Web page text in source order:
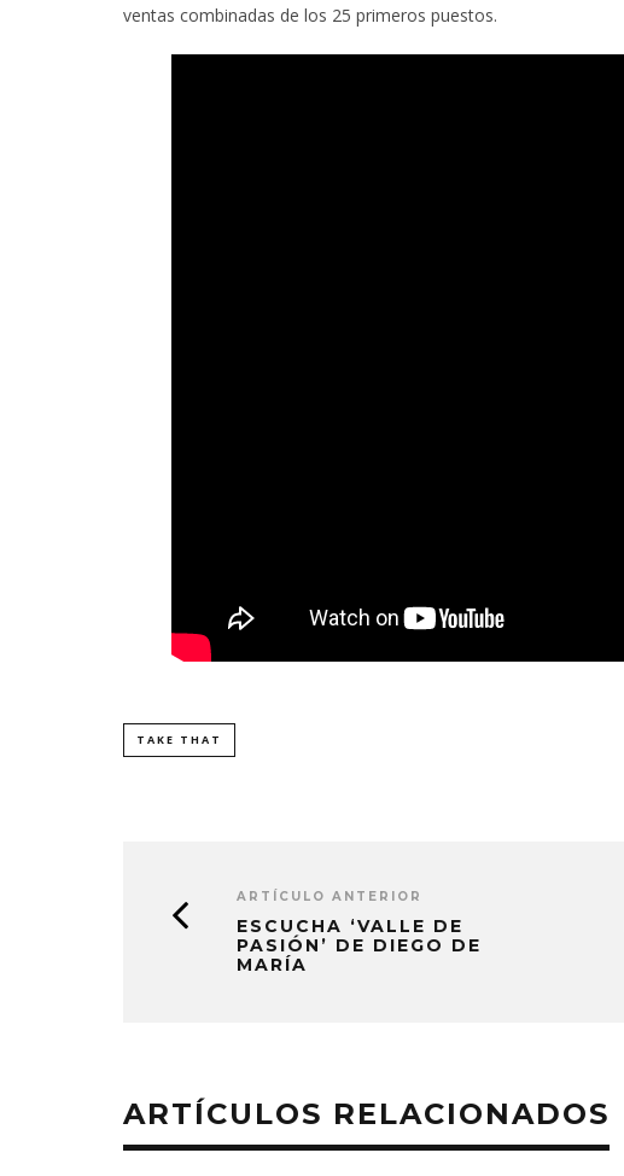
ventas combinadas de los 25 primeros puestos.
TAKE THAT
ARTÍCULO ANTERIOR
ESCUCHA ‘VALLE DE
PASIÓN’ DE DIEGO DE
MARÍA
ARTÍCULOS RELACIONADOS